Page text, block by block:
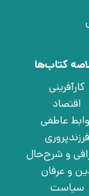
کتاب‌ها
کارآفرینی
اقتصاد
عاطفی
فرزندپروری
و شرح‌حال
و عرفان
سیاست